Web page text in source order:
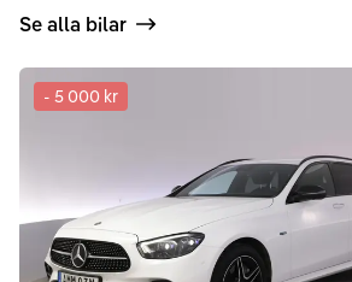
Se alla bilar
- 5 000 kr